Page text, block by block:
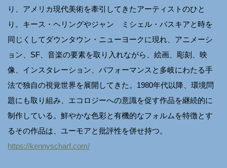
り、アメリカ現代美術を牽引してきたアーティストのひと
り。キース・ヘリングやジャン゠ミシェル・バスキアと時を
同じくしてダウンタウン・ニューヨークに現れ、アニメーシ
ョン、SF、音楽の要素を取り入れながら、絵画、彫刻、映
像、インスタレーション、パフォーマンスと多岐にわたる手
法で独自の視覚世界を展開してきた。1980年代以降、環境問
題にも取り組み、エコロジーへの意識を促す作品を継続的に
制作している。鮮やかな色彩と有機的なフォルムを特徴とす
るその作品は、ユーモアと批評性を併せ持つ。
https://kennyscharf.com/